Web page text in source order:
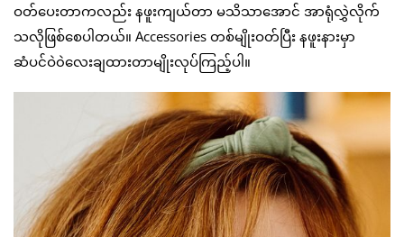
ဝတ်ပေးတာကလည်း နဖူးကျယ်တာ မသိသာအောင် အာရုံလွှဲလိုက်
သလိုဖြစ်စေပါတယ်။ Accessories တစ်မျိုးဝတ်ပြီး နဖူးနားမှာ
ဆံပင်ဝဲ၀ဲလေးချထားတာမျိုးလုပ်ကြည့်ပါ။